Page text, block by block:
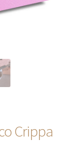
Crippa